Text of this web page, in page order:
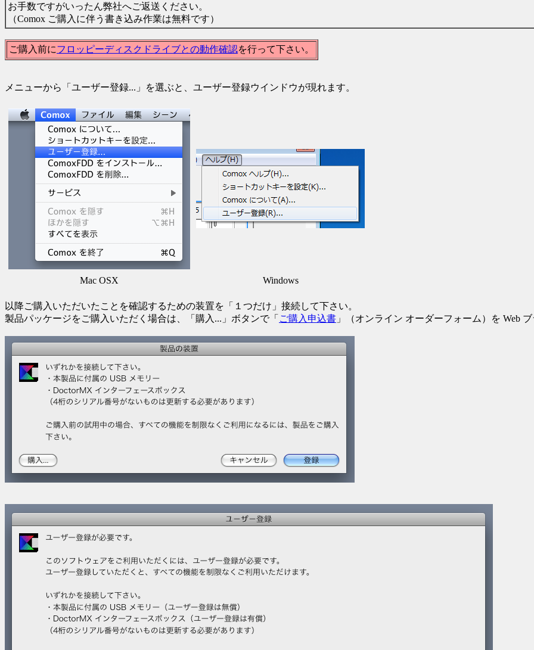
お手数ですがいったん弊社へご返送ください。
（Comox ご購入に伴う書き込み作業は無料です）
ご購入前にフロッピーディスクドライブとの動作確認を行って下さい。
メニューから「ユーザー登録...」を選ぶと、ユーザー登録ウインドウが現れます。
Mac OSX Windows
以降ご購入いただいたことを確認するための装置を「１つだけ」接続して下さい。
製品パッケージをご購入いただく場合は、「購入...」ボタンで「 ご購入申込書 」（オンライン オーダーフォーム）を Web